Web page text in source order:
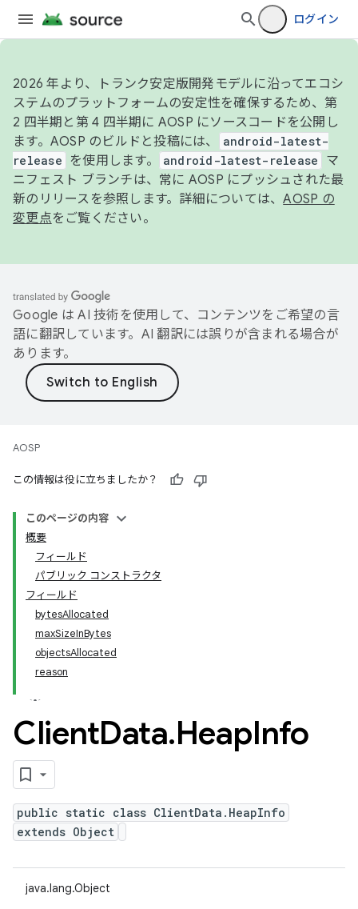
ログイン
2026 年より、トランク安定版開発モデルに沿ってエコシ
ステムのプラットフォームの安定性を確保するため、第
2 四半期と第 4 四半期に AOSP にソースコードを公開し
ます。AOSP のビルドと投稿には、
android-latest-
release
を使用します。 android-latest-release
マ
ニフェスト ブランチは、常に AOSP にプッシュされた最
新のリリースを参照します。詳細については、AOSP の
変更点をご覧ください。
Google は AI 技術を使用して、コンテンツをご希望の言
語に翻訳しています。AI 翻訳には誤りが含まれる場合が
あります。
AOSP
この情報は役に立ちましたか？
このページの内容
概要
フィールド
パブリック コンストラクタ
フィールド
bytesAllocated
maxSizeInBytes
objectsAllocated
reason
ClientData.HeapInfo
public static class ClientData.HeapInfo
extends Object
java.lang.Object